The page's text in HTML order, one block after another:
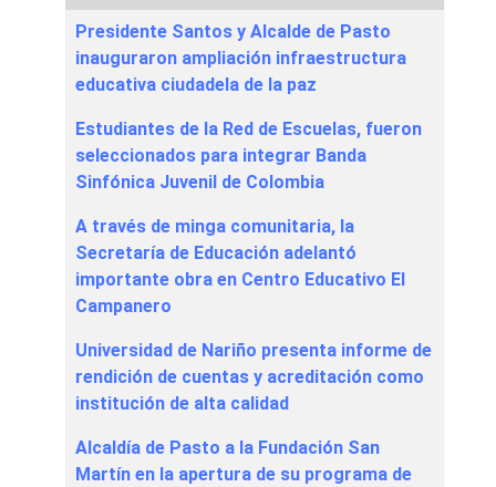
Articles
Presidente Santos y Alcalde de Pasto
inauguraron ampliación infraestructura
educativa ciudadela de la paz
Estudiantes de la Red de Escuelas, fueron
seleccionados para integrar Banda
Sinfónica Juvenil de Colombia
A través de minga comunitaria, la
Secretaría de Educación adelantó
importante obra en Centro Educativo El
Campanero
Universidad de Nariño presenta informe de
rendición de cuentas y acreditación como
institución de alta calidad
Alcaldía de Pasto a la Fundación San
Martín en la apertura de su programa de